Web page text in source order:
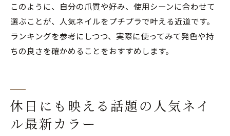
このように、自分の爪質や好み、使用シーンに合わせて
選ぶことが、人気ネイルをプチプラで叶える近道です。
ランキングを参考にしつつ、実際に使ってみて発色や持
ちの良さを確かめることをおすすめします。
休日にも映える話題の人気ネイ
ル最新カラー